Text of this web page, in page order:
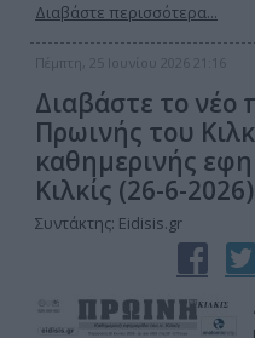
Διαβάστε περισσότερα...
Πέμπτη, 25 Ιουνίου 2026 21:16
Διαβάστε το νέο
Πρωινής του
καθημερινής
Κιλκίς (26-6-2026)
Συντάκτης: Eidisis.gr